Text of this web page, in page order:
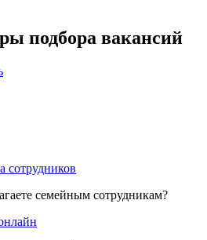
подбора вакансий
сотрудников
семейным сотрудникам?